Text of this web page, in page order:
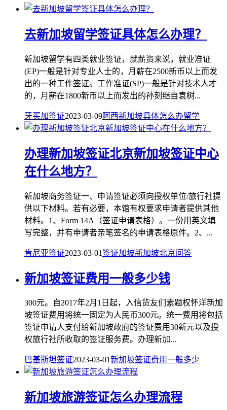
去新加坡留学签证具体怎么办理？
新加坡留学有四类就业签证，就薪资来说，就业准证
(EP)一般是针对专业人士的，月薪在2500新币以上而发
出的一种工作签证。工作准证(SP)一般是针对技术人才
的，月薪在1800新币以上而发出的孙刻继自袁树...
牙买加签证2023-03-09阿西新加坡具体怎么办留学
办理新加坡签证北京新加坡签证中心
在什么地方？
新加坡商务签证一、申请签证必须向授权单位/旅行社提
供以下材料。若有必要，本馆有权要求申请者提供其他
材料。1、Form 14A（签证申请表格）。一份用英文填
写完整，并有申请者亲笔签名的申请表格原件。2、...
肯尼亚签证2023-03-01签证加坡新加坡北京问答
新加坡签证费用一般多少钱
300元。自2017年2月1日起，入信货友们素题权怀洋新加
坡签证费用将统一固定为人民币300元。统一费用将包括
签证申请人支付给新加坡政府的签证费用30新元以及授
权旅行社所收取的签证服务费。办理新加...
巴基斯坦签证2023-03-01新加坡签证费用一般多少
新加坡旅游签证怎么办理流程